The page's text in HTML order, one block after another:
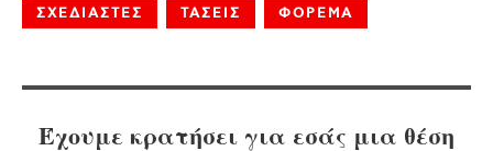
ΣΧΕΔΙΑΣΤΕΣ ΤΑΣΕΙΣ ΦΟΡΕΜΑ
Έχουμε κρατήσει για εσάς μια θέση